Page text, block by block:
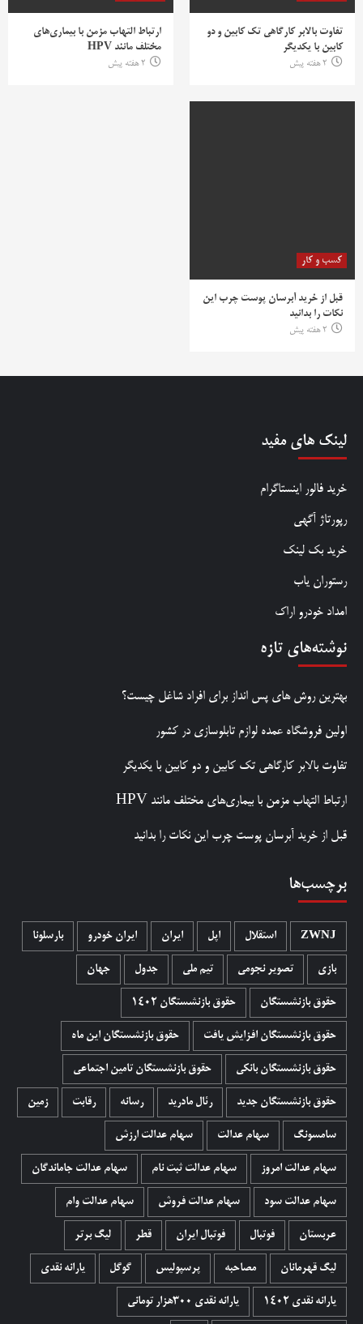
تفاوت بالابر کارگاهی تک کابین و دو
کابین با یکدیگر
2 هفته پیش
ارتباط التهاب مزمن با بیماری‌های
مختلف مانند HPV
2 هفته پیش
کسب و کار
قبل از خرید آبرسان پوست چرب این
نکات را بدانید
2 هفته پیش
لینک های مفید
خرید فالور اینستاگرام
رپورتاژ آگهی
خرید بک لینک
رستوران یاب
امداد خودرو اراک
نوشته‌های تازه
بهترین روش‌ های پس‌ انداز برای افراد شاغل چیست؟
اولین فروشگاه عمده لوازم تابلوسازی در کشور
تفاوت بالابر کارگاهی تک کابین و دو کابین با یکدیگر
ارتباط التهاب مزمن با بیماری‌های مختلف مانند HPV
قبل از خرید آبرسان پوست چرب این نکات را بدانید
برچسب‌ها
ZWNJ استقلال اپل ایران ایران خودرو بارسلونا
بازی تصویر نجومی تیم ملی جدول جهان
حقوق بازنشستگان حقوق بازنشستگان 1402
حقوق بازنشستگان افزایش یافت حقوق بازنشستگان این ماه
حقوق بازنشستگان بانکی حقوق بازنشستگان تامین اجتماعی
حقوق بازنشستگان جدید رئال مادرید رسانه رقابت زمین
سامسونگ سهام عدالت سهام عدالت ارزش
سهام عدالت امروز سهام عدالت ثبت نام سهام عدالت جاماندگان
سهام عدالت سود سهام عدالت فروش سهام عدالت وام
عربستان فوتبال فوتبال ایران قطر لیگ برتر
لیگ قهرمانان مصاحبه پرسپولیس گوگل یارانه نقدی
یارانه نقدی 1402 یارانه نقدی ۳۰۰هزار تومانی